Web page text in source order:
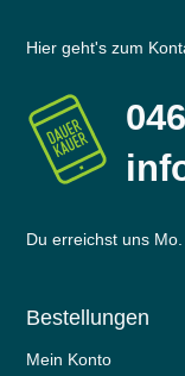
Hier geht's zum
Du erreichst uns
Bestellungen
Mein Konto